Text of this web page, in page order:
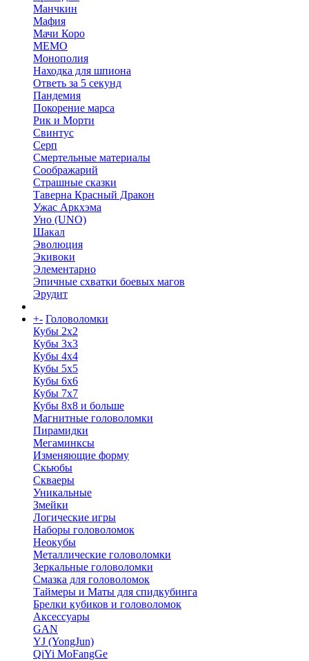
Манчкин
Мафия
Мачи Коро
МЕМО
Монополия
Находка для шпиона
Ответь за 5 секунд
Пандемия
Покорение марса
Рик и Морти
Свинтус
Серп
Смертельные материалы
Соображарий
Страшные сказки
Таверна Красный Дракон
Ужас Аркхэма
Уно (UNO)
Шакал
Эволюция
Экивоки
Элементарно
Эпичные схватки боевых магов
Эрудит
+- Головоломки
Кубы 2х2
Кубы 3х3
Кубы 4x4
Кубы 5х5
Кубы 6х6
Кубы 7х7
Кубы 8х8 и больше
Магнитные головоломки
Пирамидки
Мегаминксы
Изменяющие форму
Скьюбы
Скваеры
Уникальные
Змейки
Логические игры
Наборы головоломок
Неокубы
Металлические головоломки
Зеркальные головоломки
Смазка для головоломок
Таймеры и Маты для спидкубинга
Брелки кубиков и головоломок
Аксессуары
GAN
YJ (YongJun)
QiYi MoFangGe